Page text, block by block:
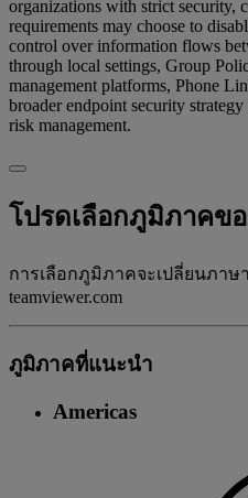
organizations with strict security,
requirements may choose to
control over information flows
through local settings, Group
management platforms, Phone
broader endpoint security
risk management.
โปรดเลือกภูมิภาคข
การเลือกภูมิภาคจะเปลี่ยนภาษ
teamviewer.com
ภูมิภาคที่แนะนํา
Americas